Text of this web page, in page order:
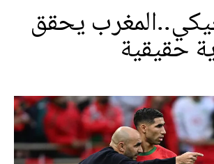
يحقق
حقيقية